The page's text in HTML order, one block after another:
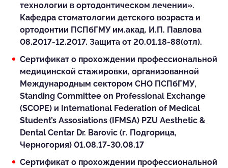
технологии в ортодонтическом лечении».
Кафедра стоматологии детского возраста и
ортодонтии ПСПбГМУ им.акад. И.П. Павлова
08.2017-12.2017. Защита от 20.01.18-88(отл).
Сертификат о прохождении профессиональной
медицинской стажировки, организованной
Международным сектором СНО ПСПбГМУ,
Standing Committee on Professional Exchange
(SCOPE) и International Federation of Medical
Student’s Assosiations (IFMSA) PZU Aesthetic &
Dental Centar Dr. Barovic (г. Подгорица,
Черногория) 01.08.17-30.08.17
Сертификат о прохождении профессиональной